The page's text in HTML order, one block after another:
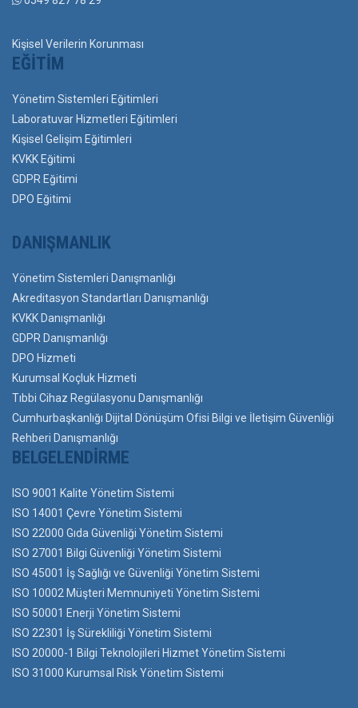
Kişisel Verilerin Korunması
EĞITIM
Yönetim Sistemleri Eğitimleri
Laboratuvar Hizmetleri Eğitimleri
Kişisel Gelişim Eğitimleri
KVKK Eğitimi
GDPR Eğitimi
DPO Eğitimi
DANIŞMANLIK
Yönetim Sistemleri Danışmanlığı
Akreditasyon Standartları Danışmanlığı
KVKK Danışmanlığı
GDPR Danışmanlığı
DPO Hizmeti
Kurumsal Koçluk Hizmeti
Tıbbi Cihaz Regülasyonu Danışmanlığı
Cumhurbaşkanlığı Dijital Dönüşüm Ofisi Bilgi ve İletişim Güvenliği
Rehberi Danışmanlığı
BELGELENDIRME
ISO 9001 Kalite Yönetim Sistemi
ISO 14001 Çevre Yönetim Sistemi
ISO 22000 Gıda Güvenliği Yönetim Sistemi
ISO 27001 Bilgi Güvenliği Yönetim Sistemi
ISO 45001 İş Sağlığı ve Güvenliği Yönetim Sistemi
ISO 10002 Müşteri Memnuniyeti Yönetim Sistemi
ISO 50001 Enerji Yönetim Sistemi
ISO 22301 İş Sürekliliği Yönetim Sistemi
ISO 20000-1 Bilgi Teknolojileri Hizmet Yönetim Sistemi
ISO 31000 Kurumsal Risk Yönetim Sistemi